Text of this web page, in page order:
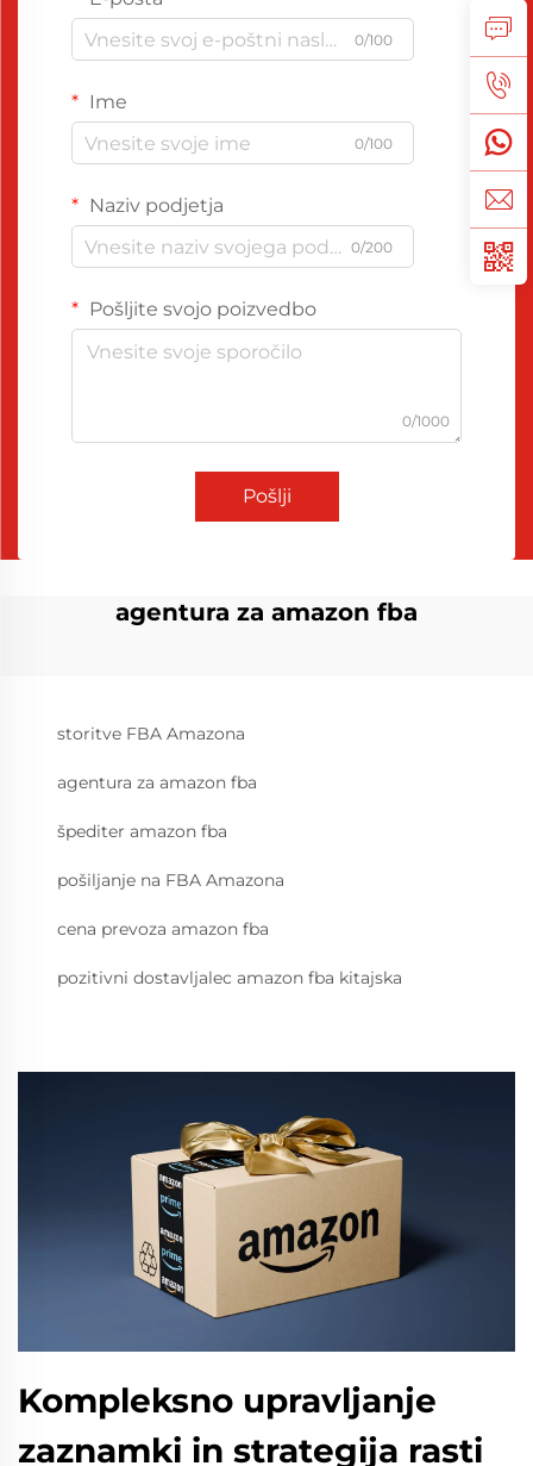
0/100
Ime
0/100
Naziv podjetja
0/200
Pošljite svojo poizvedbo
0/1000
Pošlji
agentura za amazon fba
storitve FBA Amazona
agentura za amazon fba
špediter amazon fba
pošiljanje na FBA Amazona
cena prevoza amazon fba
pozitivni dostavljalec amazon fba kitajska
Kompleksno upravljanje
zaznamki in strategija rasti